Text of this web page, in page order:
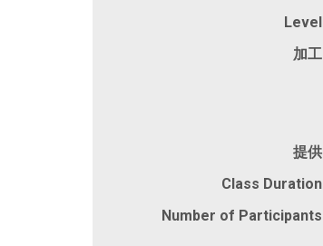
Level
加工
提供
Class Duration
Number of Participants